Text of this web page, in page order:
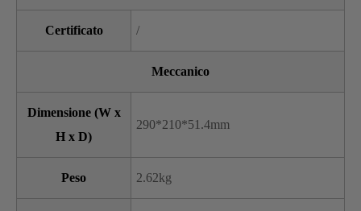
Certificato /
Meccanico
Dimensione (W x
H x D)
290*210*51.4mm
Peso 2.62kg